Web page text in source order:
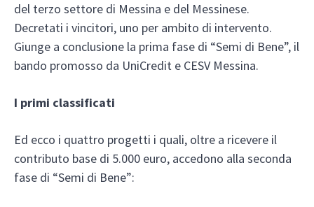
del terzo settore di Messina e del Messinese.
Decretati i vincitori, uno per ambito di intervento.
Giunge a conclusione la prima fase di “Semi di Bene”, il
bando promosso da UniCredit e CESV Messina.
I primi classificati
Ed ecco i quattro progetti i quali, oltre a ricevere il
contributo base di 5.000 euro, accedono alla seconda
fase di “Semi di Bene”: